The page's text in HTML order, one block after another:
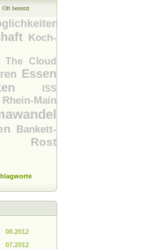
Oft benutzt
Koch-
The Cloud
Essen
ISS
Main
Bankett-
Rost
08.2012
07.2012